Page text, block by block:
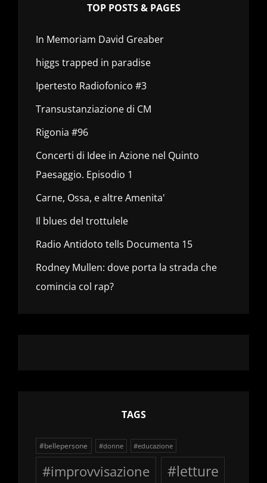
TOP POSTS & PAGES
In Memoriam David Greaber
higgs trapped in paradise
Ipertesto Radiofonico #3
Transustanziazione di CM
Rigonia #96
Concerti di Idee in Azione nel Quinto
Paesaggio. Episodio 1
Carne, Ossa, e altre Amenita'
Il blues del trottulele
Radio Antidoto tells Documenta 15
Rodney Mullen: dove porta la strada che
comincia col rap?
TAGS
#bellepersone #donne #educazione
#improvvisazione
#letture